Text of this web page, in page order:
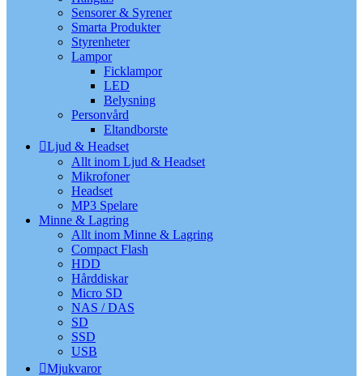
Sensorer & Syrener
Smarta Produkter
Styrenheter
Lampor
Ficklampor
LED
Belysning
Personvård
Eltandborste
Ljud & Headset
Allt inom Ljud & Headset
Mikrofoner
Headset
MP3 Spelare
Minne & Lagring
Allt inom Minne & Lagring
Compact Flash
HDD
Hårddiskar
Micro SD
NAS / DAS
SD
SSD
USB
Mjukvaror